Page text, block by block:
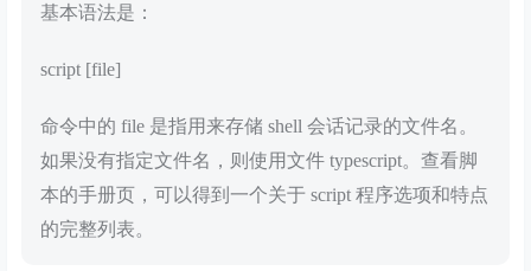
基本语法是：
script [file]
命令中的 file 是指用来存储 shell 会话记录的文件名。
如果没有指定文件名，则使用文件 typescript。查看脚
本的手册页，可以得到一个关于 script 程序选项和特点
的完整列表。